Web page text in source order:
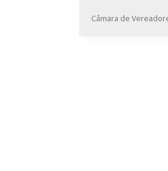
Câmara de